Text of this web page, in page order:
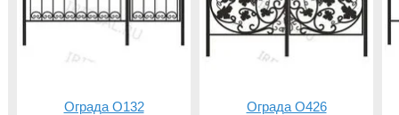
Ограда O132 Ограда O426